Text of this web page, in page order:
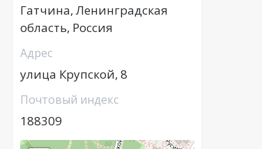
Гатчина, Ленинградская
область, Россия
Адрес
улица Крупской, 8
Почтовый индекс
188309